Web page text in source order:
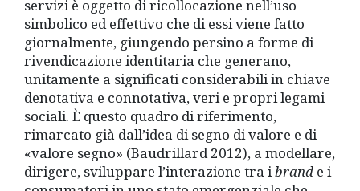
servizi è oggetto di ricollocazione nell’uso
simbolico ed effettivo che di essi viene fatto
giornalmente, giungendo persino a forme di
rivendicazione identitaria che generano,
unitamente a significati considerabili in chiave
denotativa e connotativa, veri e propri legami
sociali. È questo quadro di riferimento,
rimarcato già dall’idea di segno di valore e di
«valore segno» (Baudrillard 2012), a modellare,
dirigere, sviluppare l’interazione tra ibrand e i